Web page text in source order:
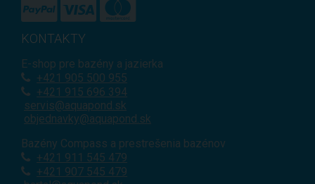
KONTAKTY
E-shop pre bazény a jazierka
+421 905 500 955
+421 915 696 394
servis@aquapond.sk
objednavky@aquapond.sk
Bazény Compass a prestrešenia bazénov
+421 911 545 479
+421 907 545 479